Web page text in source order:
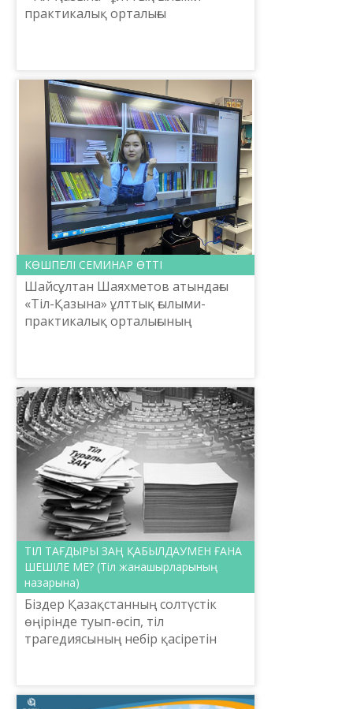
практикалық орталығы
отандастары...
КӨШПЕЛІ СЕМИНАР ӨТТІ
Шайсұлтан Шаяхметов атындағы
«Тіл-Қазына» ұлттық ғылыми-
практикалық орталығының
ТІЛ ТАҒДЫРЫ ЗАҢ ҚАБЫЛДАУМЕН ҒАНА
ШЕШІЛЕ МЕ? (Тіл жанашырларының
назарына)
Біздер Қазақстанның солтүстік
өңірінде туып-өсіп, тіл
трагедиясының небір қасіретін
себептен сонау тоқсаныншы...